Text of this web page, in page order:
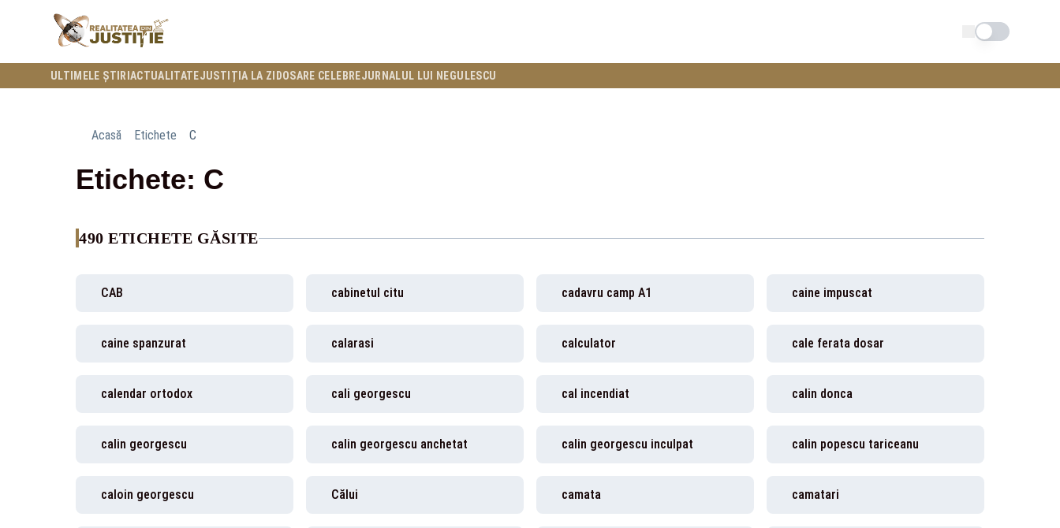
Schimba tema
ULTIMELE ȘTIRI ACTUALITATEJUSTIȚIA LA ZI DOSARE CELEBREJURNALUL LUI NEGULESCU
Acasă Etichete C
Etichete: C
490 ETICHETE GĂSITE
CAB cabinetul citu cadavru camp A1 caine impuscat
caine spanzurat calarasi calculator cale ferata dosar
calendar ortodox cali georgescu cal incendiat calin donca
calin georgescu calin georgescu anchetat calin georgescu inculpat calin popescu tariceanu
caloin georgescu Călui camata camatari